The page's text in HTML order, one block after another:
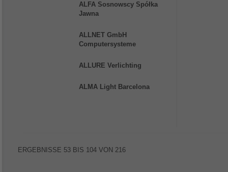
ALFA Sosnowscy Spółka
Jawna
ALLNET GmbH
Computersysteme
ALLURE Verlichting
ALMA Light Barcelona
ERGEBNISSE 53 BIS 104 VON 216